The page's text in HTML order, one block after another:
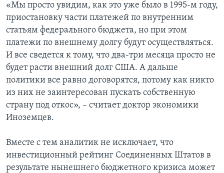
«Мы просто увидим, как это уже было в 1995-м году,
приостановку части платежей по внутренним
статьям федерального бюджета, но при этом
платежи по внешнему долгу будут осуществляться.
И все сведется к тому, что два-три месяца просто не
будет расти внешний долг США. А дальше
политики все равно договорятся, потому как никто
из них не заинтересован пускать собственную
страну под откос», – считает доктор экономики
Иноземцев.
Вместе с тем аналитик не исключает, что
инвестиционный рейтинг Соединенных Штатов в
результате нынешнего бюджетного кризиса может